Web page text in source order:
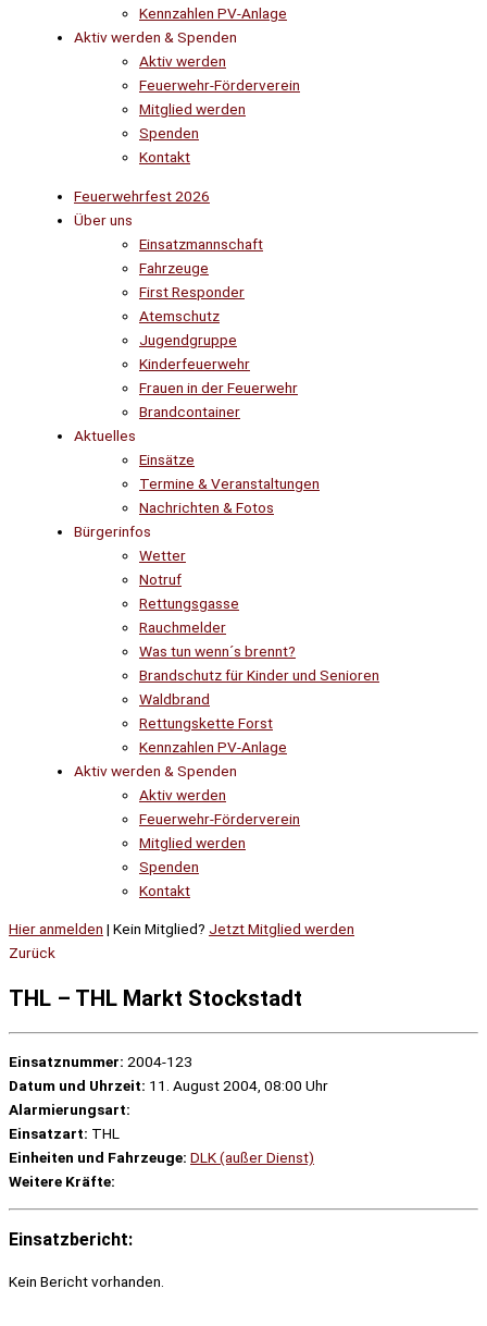
Kennzahlen PV-Anlage
Aktiv werden & Spenden
Aktiv werden
Feuerwehr-Förderverein
Mitglied werden
Spenden
Kontakt
Feuerwehrfest 2026
Über uns
Einsatzmannschaft
Fahrzeuge
First Responder
Atemschutz
Jugendgruppe
Kinderfeuerwehr
Frauen in der Feuerwehr
Brandcontainer
Aktuelles
Einsätze
Termine & Veranstaltungen
Nachrichten & Fotos
Bürgerinfos
Wetter
Notruf
Rettungsgasse
Rauchmelder
Was tun wenn´s brennt?
Brandschutz für Kinder und Senioren
Waldbrand
Rettungskette Forst
Kennzahlen PV-Anlage
Aktiv werden & Spenden
Aktiv werden
Feuerwehr-Förderverein
Mitglied werden
Spenden
Kontakt
Hier anmelden | Kein Mitglied? Jetzt Mitglied werden
Zurück
THL – THL Markt Stockstadt
Einsatznummer: 2004-123
Datum und Uhrzeit: 11. August 2004, 08:00 Uhr
Alarmierungsart:
Einsatzart: THL
Einheiten und Fahrzeuge: DLK (außer Dienst)
Weitere Kräfte:
Einsatzbericht:
Kein Bericht vorhanden.